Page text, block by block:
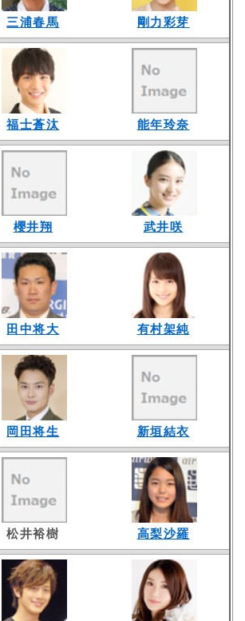
三浦春馬 剛力彩芽
福士蒼汰 能年玲奈
櫻井翔 武井咲
田中将大 有村架純
岡田将生 新垣結衣
松井裕樹 高梨沙羅